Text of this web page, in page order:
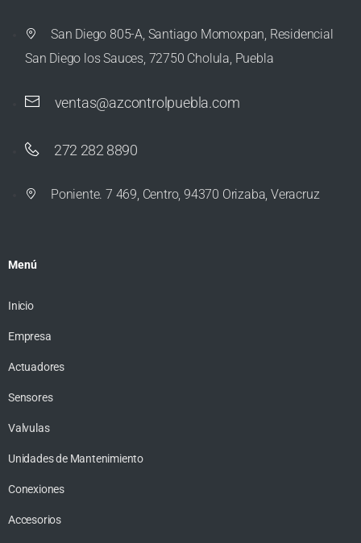
San Diego 805-A, Santiago Momoxpan, Residencial
San Diego los Sauces, 72750 Cholula, Puebla
ventas@azcontrolpuebla.com
272 282 8890
Poniente. 7 469, Centro, 94370 Orizaba, Veracruz
Menú
Inicio
Empresa
Actuadores
Sensores
Valvulas
Unidades de Mantenimiento
Conexiones
Accesorios